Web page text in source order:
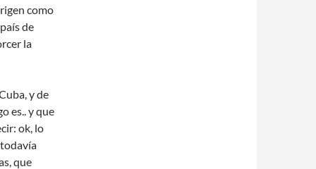
como
de
la
y de
es.. y que
ok, lo
que